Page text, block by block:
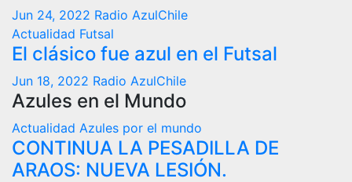
Jun 24, 2022 Radio AzulChile
Actualidad Futsal
El clásico fue azul en el Futsal
Jun 18, 2022 Radio AzulChile
Azules en el Mundo
Actualidad Azules por el mundo
CONTINUA LA PESADILLA DE
ARAOS: NUEVA LESIÓN.